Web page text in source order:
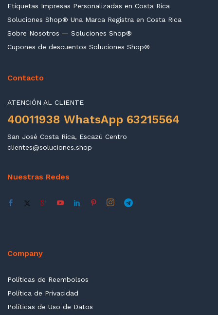
Etiquetas Impresas Personalizadas en Costa Rica
Soluciones Shop® Una Marca Registra en Costa Rica
Sobre Nosotros — Soluciones Shop®
Cupones de descuentos Soluciones Shop®
Contacto
ATENCIÓN AL CLIENTE
40011938 WhatsApp 63215564
San José Costa Rica, Escazú Centro
clientes@soluciones.shop
Nuestras Redes
Company
Políticas de Reembolsos
Política de Privacidad
Políticas de Uso de Datos